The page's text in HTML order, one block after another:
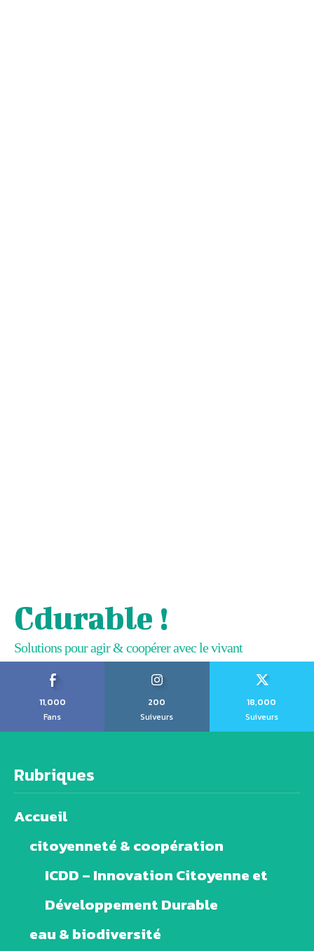
Cdurable !
Solutions pour agir & coopérer avec le vivant
11,000
Fans
200
Suiveurs
18,000
Suiveurs
Rubriques
Accueil
citoyenneté & coopération
ICDD – Innovation Citoyenne et
Développement Durable
eau & biodiversité